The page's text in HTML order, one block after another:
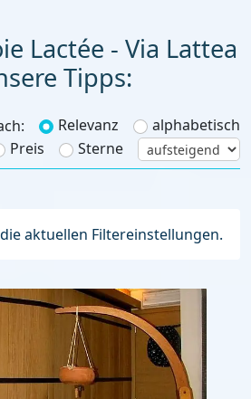
Lactée - Via Lattea
Tipps:
Relevanz
alphabetisch
Preis
Sterne
aktuellen Filtereinstellungen.